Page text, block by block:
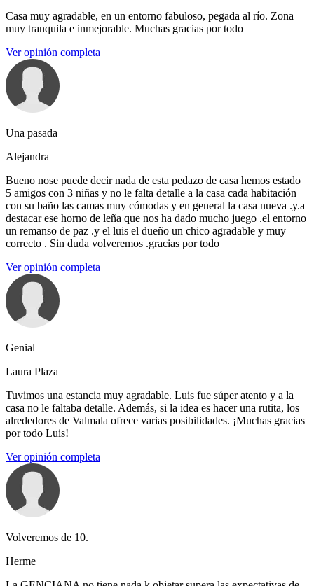
Casa muy agradable, en un entorno fabuloso, pegada al río. Zona
muy tranquila e inmejorable. Muchas gracias por todo
Ver opinión completa
Una pasada
Alejandra
Bueno nose puede decir nada de esta pedazo de casa hemos estado
5 amigos con 3 niñas y no le falta detalle a la casa cada habitación
con su baño las camas muy cómodas y en general la casa nueva .y.a
destacar ese horno de leña que nos ha dado mucho juego .el entorno
un remanso de paz .y el luis el dueño un chico agradable y muy
correcto . Sin duda volveremos .gracias por todo
Ver opinión completa
Genial
Laura Plaza
Tuvimos una estancia muy agradable. Luis fue súper atento y a la
casa no le faltaba detalle. Además, si la idea es hacer una rutita, los
alrededores de Valmala ofrece varias posibilidades. ¡Muchas gracias
por todo Luis!
Ver opinión completa
Volveremos de 10.
Herme